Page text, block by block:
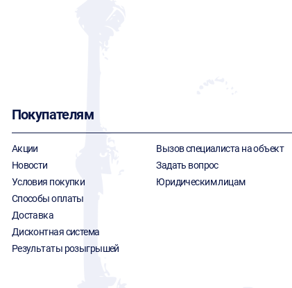
Покупателям
Акции
Новости
Условия покупки
Способы оплаты
Доставка
Дисконтная система
Результаты розыгрышей
Вызов специалиста на объект
Задать вопрос
Юридическим лицам